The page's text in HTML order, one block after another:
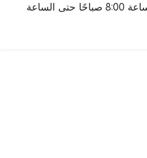
مفتوح يوميًا من الساعة 8:00 صباحًا حتى الساعة